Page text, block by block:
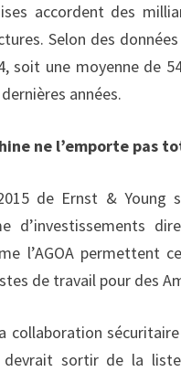
accordent des
Selon des
soit une moyenne de
années.
ne l’emporte pas
de Ernst & Young
d’investissements
l’AGOA permettent
de travail pour des
collaboration
devrait sortir de la